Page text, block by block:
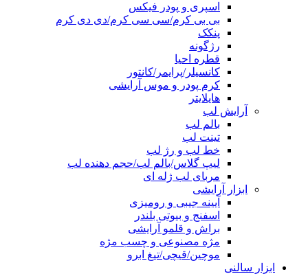
اسپری و پودر فیکس
بی بی کرم/سی سی کرم/دی دی کرم
پنکک
رژگونه
قطره احیا
کانسیلر/پرایمر/کانتور
کرم پودر و موس آرایشی
هایلایتر
آرایش لب
بالم لب
تینت لب
خط لب و رژ لب
لیپ گلاس/بالم لب/حجم دهنده لب
مربای لب ژله ای
ابزار آرایشی
آیینه جیبی و رومیزی
اسفنج و بیوتی بلندر
براش و قلمو آرایشی
مژه مصنوعی و چسب مژه
موچین/قیچی/تیغ ابرو
ابزار سالنی